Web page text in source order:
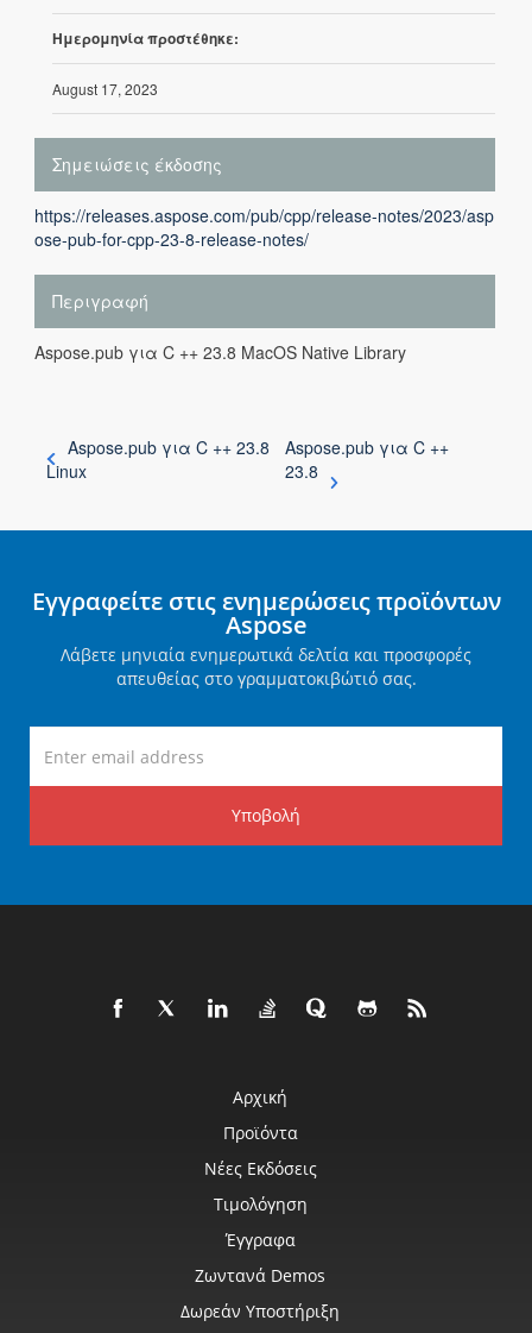
Ημερομηνία προστέθηκε:
August 17, 2023
Σημειώσεις έκδοσης
https://releases.aspose.com/pub/cpp/release-notes/2023/asp
ose-pub-for-cpp-23-8-release-notes/
Περιγραφή
Aspose.pub για C ++ 23.8 MacOS Native Library
Aspose.pub για C ++ 23.8
Linux
Aspose.pub για C ++
23.8
Εγγραφείτε στις ενημερώσεις προϊόντων
Aspose
Λάβετε μηνιαία ενημερωτικά δελτία και προσφορές
απευθείας στο γραμματοκιβώτιό σας.
Υποβολή
Αρχική
Προϊόντα
Νέες Εκδόσεις
Τιμολόγηση
Έγγραφα
Ζωντανά Demos
Δωρεάν Υποστήριξη